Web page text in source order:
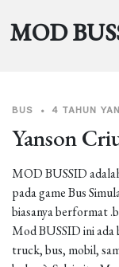
MOD
BUS • 4 TAHUN
Yanson
MOD BUSSID
pada game Bus
biasanya berformat
Mod BUSSID ini ada
truck, bus, mobil,